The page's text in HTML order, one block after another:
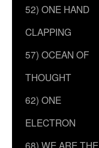
52) ONE HAND
CLAPPING
57) OCEAN OF
THOUGHT
62) ONE
ELECTRON
68) WE ARE THE